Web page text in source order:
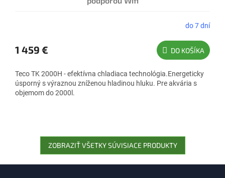
M
O
do 7 dní
1 459 € DO KOŠÍKA
Teco TK 2000H - efektívna chladiaca technológia.Energeticky
úsporný s výraznou zníženou hladinou hluku. Pre akvária s
objemom do 2000l.
ZOBRAZIŤ VŠETKY SÚVISIACE PRODUKTY